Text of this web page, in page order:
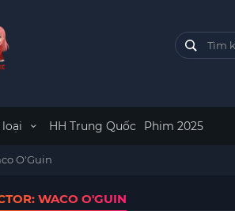
loại HH Trung Quốc Phim 2025
O'Guin
WACO O'GUIN